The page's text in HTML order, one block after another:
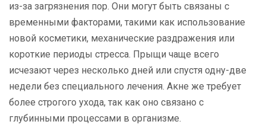
из-за загрязнения пор. Они могут быть связаны с
временными факторами, такими как использование
новой косметики, механические раздражения или
короткие периоды стресса. Прыщи чаще всего
исчезают через несколько дней или спустя одну-две
недели без специального лечения. Акне же требует
более строгого ухода, так как оно связано с
глубинными процессами в организме.